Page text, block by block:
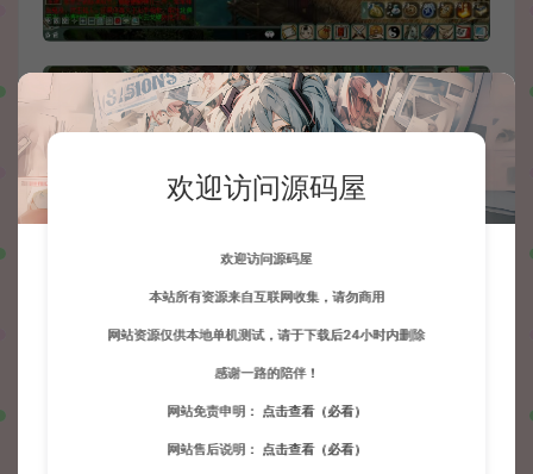
欢迎访问源码屋
欢迎访问源码屋
本站所有资源来自互联网收集，请勿商用
网站资源仅供本地单机测试，请于下载后24小时内删除
感谢一路的陪伴！
网站免责申明： 点击查看（必看）
网站售后说明： 点击查看（必看）